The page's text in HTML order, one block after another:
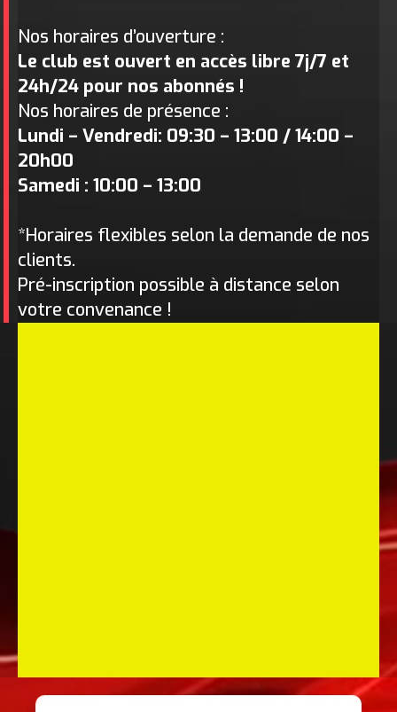
Nos horaires d’ouverture :
Le club est ouvert en accès libre 7j/7 et
24h/24 pour nos abonnés !
Nos horaires de présence :
Lundi – Vendredi: 09:30 – 13:00 / 14:00 –
20h00
Samedi : 10:00 – 13:00
*Horaires flexibles selon la demande de nos
clients.
Pré-inscription possible à distance selon
votre convenance !